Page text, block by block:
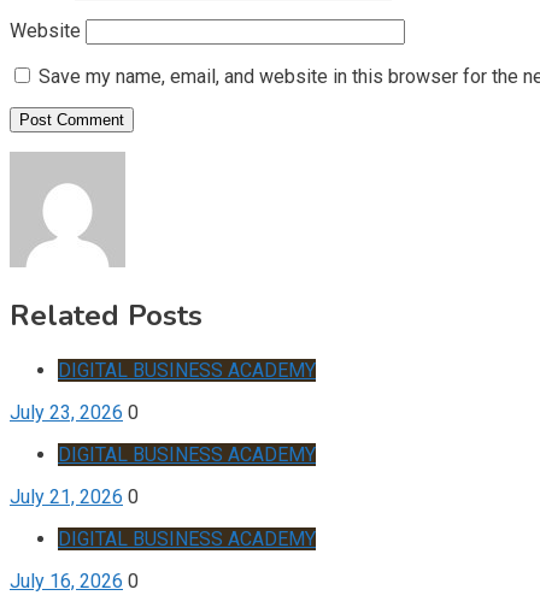
Website
Save my name, email, and website in this browser for the
Related Posts
DIGITAL BUSINESS ACADEMY
July 23, 2026 0
DIGITAL BUSINESS ACADEMY
July 21, 2026 0
DIGITAL BUSINESS ACADEMY
July 16, 2026 0